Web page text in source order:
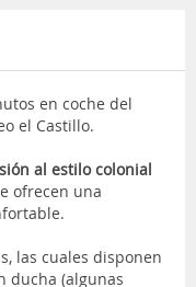
en coche del
el Castillo.
al estilo colonial
ofrecen una
las cuales disponen
ducha (algunas